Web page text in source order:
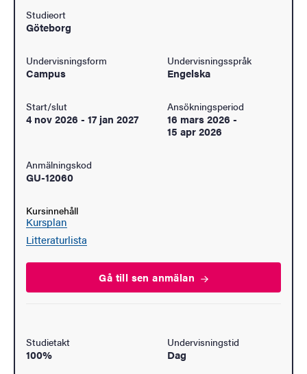
Studieort
Göteborg
Undervisningsform
Campus
Undervisningsspråk
Engelska
Start/slut
4 nov 2026 - 17 jan 2027
Ansökningsperiod
16 mars 2026 -
15 apr 2026
Anmälningskod
GU-12060
Kursinnehåll
Kursplan
Litteraturlista
Gå till senanmälan
Studietakt
100%
Undervisningstid
Dag